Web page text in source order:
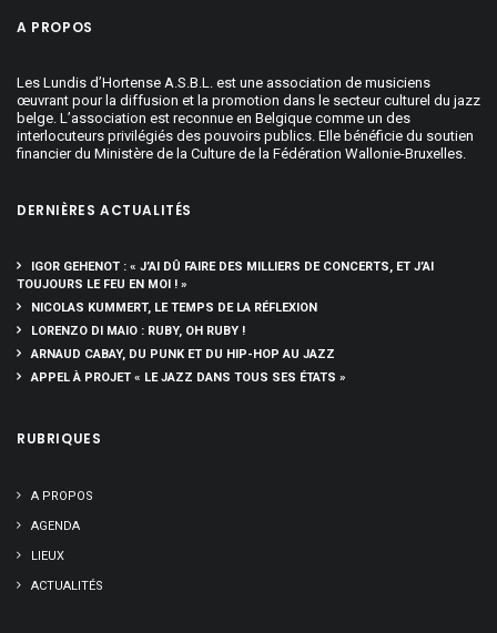
A PROPOS
Les Lundis d’Hortense A.S.B.L. est une association de musiciens
œuvrant pour la diffusion et la promotion dans le secteur culturel du jazz
belge. L’association est reconnue en Belgique comme un des
interlocuteurs privilégiés des pouvoirs publics. Elle bénéficie du soutien
financier du Ministère de la Culture de la Fédération Wallonie-Bruxelles.
DERNIÈRES ACTUALITÉS
IGOR GEHENOT : « J’AI DÛ FAIRE DES MILLIERS DE CONCERTS, ET J’AI
TOUJOURS LE FEU EN MOI ! »
NICOLAS KUMMERT, LE TEMPS DE LA RÉFLEXION
LORENZO DI MAIO : RUBY, OH RUBY !
ARNAUD CABAY, DU PUNK ET DU HIP-HOP AU JAZZ
APPEL À PROJET « LE JAZZ DANS TOUS SES ÉTATS »
RUBRIQUES
A PROPOS
AGENDA
LIEUX
ACTUALITÉS